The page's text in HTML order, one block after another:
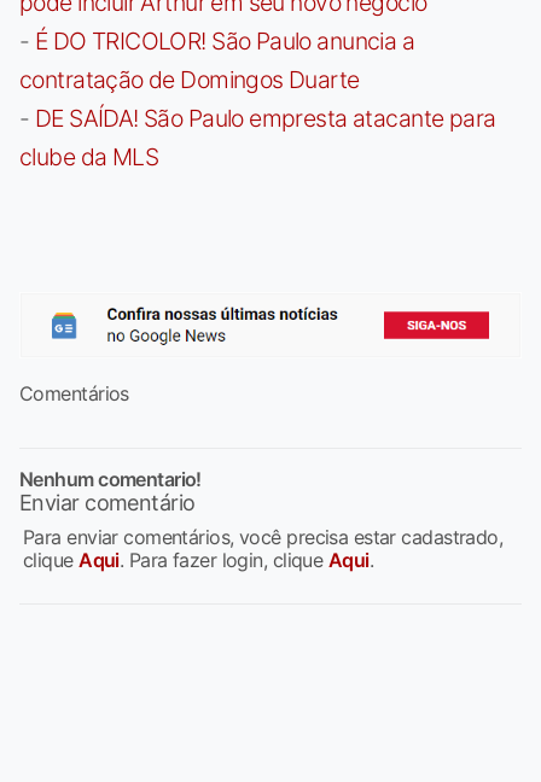
- É DO TRICOLOR! São Paulo anuncia a
contratação de Domingos Duarte
- DE SAÍDA! São Paulo empresta atacante para
clube da MLS
Comentários
Nenhum comentario!
Enviar comentário
Para enviar comentários, você precisa estar cadastrado,
cliqueAqui. Para fazer login, clique Aqui.